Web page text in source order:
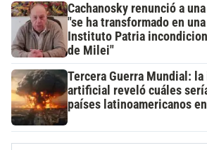
Cachanosky renunció a
"se ha transformado en
Instituto Patria
de Milei"
Tercera Guerra Mundial:
artificial reveló cuáles
países latinoamericanos